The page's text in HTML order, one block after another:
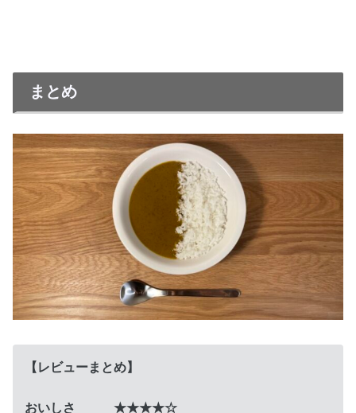
まとめ
【レビューまとめ】
おいしさ ★★★★☆